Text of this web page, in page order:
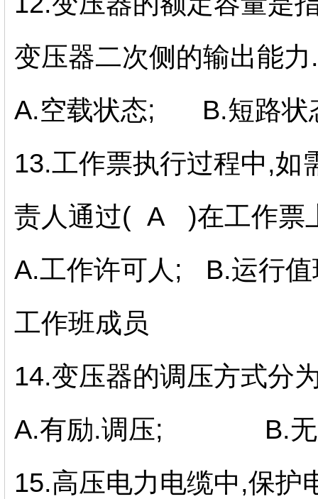
变压器二次侧的输出能力.
A.空载状态; B.短路
13.工作票执行过程中,如
责人通过( A )在工作票
A.工作许可人; B.运行
工作班成员
14.变压器的调压方式
A.有励.调压; B.无
15.高压电力电缆中,保护